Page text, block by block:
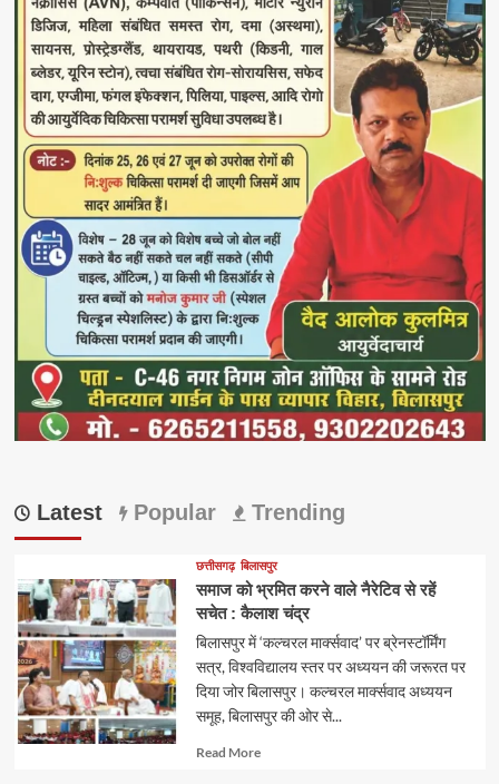
Latest Popular Trending
छत्तीसगढ़ बिलासपुर
समाज को भ्रमित करने वाले नैरेटिव से रहें
सचेत : कैलाश चंद्र
बिलासपुर में ‘कल्चरल मार्क्सवाद’ पर ब्रेनस्टॉर्मिंग
सत्र, विश्वविद्यालय स्तर पर अध्ययन की जरूरत पर
दिया जोर बिलासपुर। कल्चरल मार्क्सवाद अध्ययन
समूह, बिलासपुर की ओर से...
Read MoreRead